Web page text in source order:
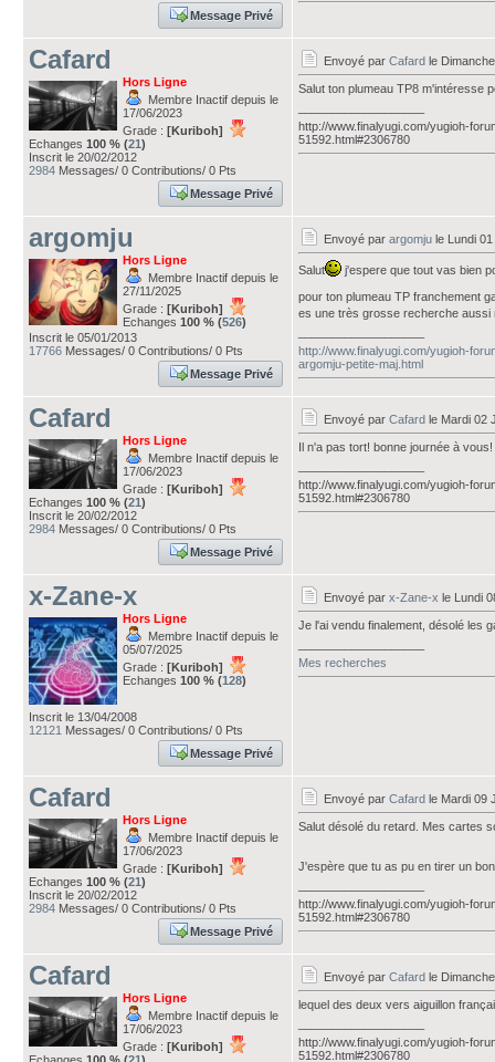
Message Privé
Cafard
Hors Ligne
Membre Inactif depuis le
17/06/2023
Grade : [Kuriboh]
Echanges 100 % (21)
Inscrit le 20/02/2012
2984 Messages/ 0 Contributions/ 0 Pts
Message Privé
Envoyé par Cafard le
Salut ton plumeau TP8 m'intéresse
http://www.finalyugi.com/yugioh-
51592.html#2306780
argomju
Hors Ligne
Membre Inactif depuis le
27/11/2025
Grade : [Kuriboh]
Echanges 100 % (526)
Inscrit le 05/01/2013
17766 Messages/ 0 Contributions/ 0 Pts
Message Privé
Envoyé par argomju le Lundi
Salut
j'espere que tout vas bien
pour ton plumeau TP franchement
es une très grosse recherche
http://www.finalyugi.com/yugioh-
argomju-petite-maj.html
Cafard
Hors Ligne
Membre Inactif depuis le
17/06/2023
Grade : [Kuriboh]
Echanges 100 % (21)
Inscrit le 20/02/2012
2984 Messages/ 0 Contributions/ 0 Pts
Message Privé
Envoyé par Cafard le Mardi 02
Il n'a pas tort! bonne journée à vous!
http://www.finalyugi.com/yugioh-
51592.html#2306780
x-Zane-x
Hors Ligne
Membre Inactif depuis le
05/07/2025
Grade : [Kuriboh]
Echanges 100 % (128)
Inscrit le 13/04/2008
12121 Messages/ 0 Contributions/ 0 Pts
Message Privé
Envoyé par x-Zane-x le Lundi
Je l'ai vendu finalement, désolé les
Mes recherches
Cafard
Hors Ligne
Membre Inactif depuis le
17/06/2023
Grade : [Kuriboh]
Echanges 100 % (21)
Inscrit le 20/02/2012
2984 Messages/ 0 Contributions/ 0 Pts
Message Privé
Envoyé par Cafard le Mardi 09
Salut désolé du retard. Mes cartes
J'espère que tu as pu en tirer un
http://www.finalyugi.com/yugioh-
51592.html#2306780
Cafard
Hors Ligne
Membre Inactif depuis le
17/06/2023
Grade : [Kuriboh]
Envoyé par Cafard le
lequel des deux vers aiguillon
http://www.finalyugi.com/yugioh-
51592.html#2306780